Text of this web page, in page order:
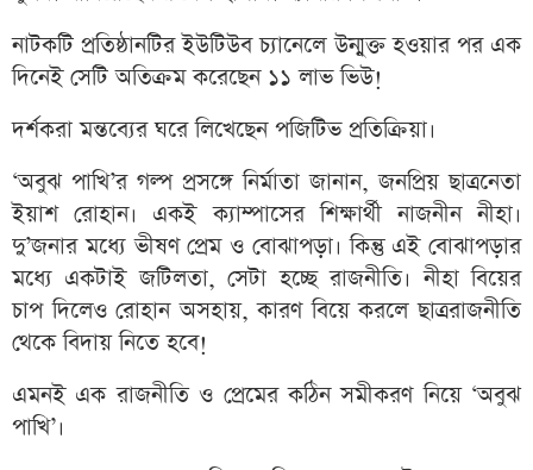
নাটকটি প্রতিষ্ঠানটির ইউটিউব চ্যানেলে উন্মুক্ত হওয়ার পর এক
দিনেই সেটি অতিক্রম করেছেন ১১ লাভ ভিউ!
দর্শকরা মন্তব্যের ঘরে লিখেছেন পজিটিভ প্রতিক্রিয়া।
‘অবুঝ পাখি’র গল্প প্রসঙ্গে নির্মাতা জানান, জনপ্রিয় ছাত্রনেতা
ইয়াশ রোহান। একই ক্যাম্পাসের শিক্ষার্থী নাজনীন নীহা।
দু’জনার মধ্যে ভীষণ প্রেম ও বোঝাপড়া। কিন্তু এই বোঝাপড়ার
মধ্যে একটাই জটিলতা, সেটা হচ্ছে রাজনীতি। নীহা বিয়ের
চাপ দিলেও রোহান অসহায়, কারণ বিয়ে করলে ছাত্ররাজনীতি
থেকে বিদায় নিতে হবে!
এমনই এক রাজনীতি ও প্রেমের কঠিন সমীকরণ নিয়ে ‘অবুঝ
পাখি’।